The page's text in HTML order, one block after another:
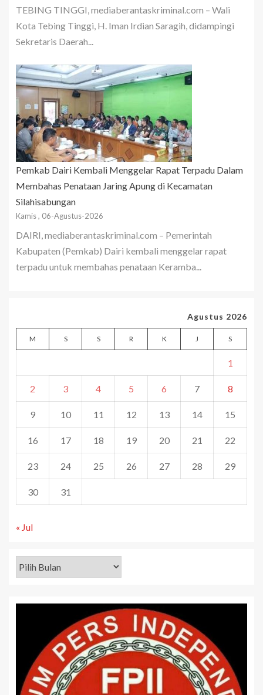
TEBING TINGGI, mediaberantaskriminal.com – Wali
Kota Tebing Tinggi, H. Iman Irdian Saragih, didampingi
Sekretaris Daerah...
Pemkab Dairi Kembali Menggelar Rapat Terpadu Dalam
Membahas Penataan Jaring Apung di Kecamatan
Silahisabungan
Kamis , 06-Agustus-2026
DAIRI, mediaberantaskriminal.com – Pemerintah
Kabupaten (Pemkab) Dairi kembali menggelar rapat
terpadu untuk membahas penataan Keramba...
Agustus 2026
M S S R K J S
1
2 3 4 5 6 7 8
9 10 11 12 13 14 15
16 17 18 19 20 21 22
23 24 25 26 27 28 29
30 31
« Jul